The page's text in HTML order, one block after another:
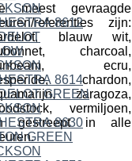
meest gevraagde
referenties zijn:
blauw wit,
charcoal,
ecru,
chardon,
zaragoza,
vermiljoen,
gestreept in alle